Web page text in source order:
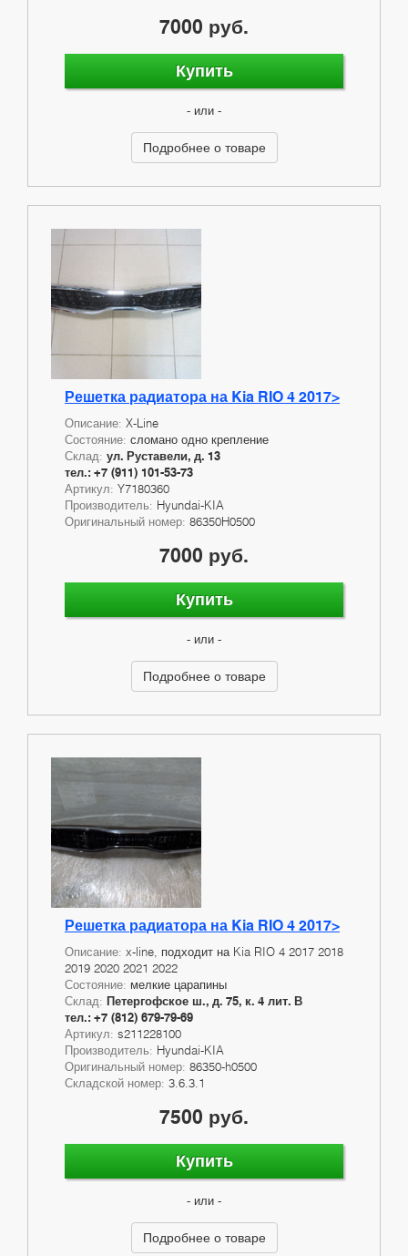
7000 руб.
Купить
- или -
Подробнее о товаре
Решетка радиатора на Kia RIO 4 2017>
Описание: X-Line
Состояние: сломано одно крепление
Склад: ул. Руставели, д. 13
тел.: +7 (911) 101-53-73
Артикул: Y7180360
Производитель: Hyundai-KIA
Оригинальный номер: 86350H0500
7000 руб.
Купить
- или -
Подробнее о товаре
Решетка радиатора на Kia RIO 4 2017>
Описание: x-line, подходит на Kia RIO 4 2017 2018
2019 2020 2021 2022
Состояние: мелкие царапины
Склад: Петергофское ш., д. 75, к. 4 лит. В
тел.: +7 (812) 679-79-69
Артикул: s211228100
Производитель: Hyundai-KIA
Оригинальный номер: 86350-h0500
Складской номер: 3.6.3.1
7500 руб.
Купить
- или -
Подробнее о товаре